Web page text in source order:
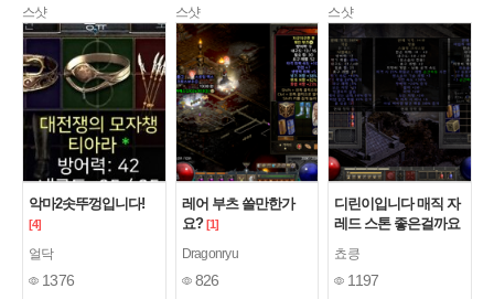
스샷
악마2솟뚜껑입니다!
[4]
얼닥
1376
스샷
레어 부츠 쓸만한가
요? [1]
Dragonryu
826
스샷
디린이입니다 매직 자
레드 스톤 좋은걸까요
쵸킁
1197